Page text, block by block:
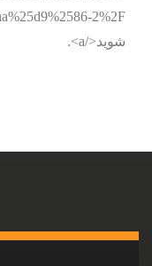
شوید</a>.